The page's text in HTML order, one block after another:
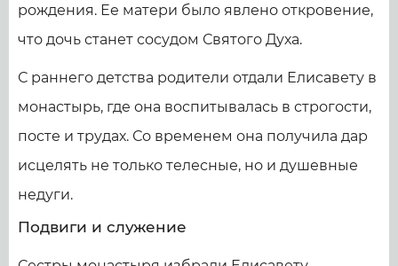
рождения. Ее матери было явлено откровение,
что дочь станет сосудом Святого Духа.
С раннего детства родители отдали Елисавету в
монастырь, где она воспитывалась в строгости,
посте и трудах. Со временем она получила дар
исцелять не только телесные, но и душевные
недуги.
Подвиги и служение